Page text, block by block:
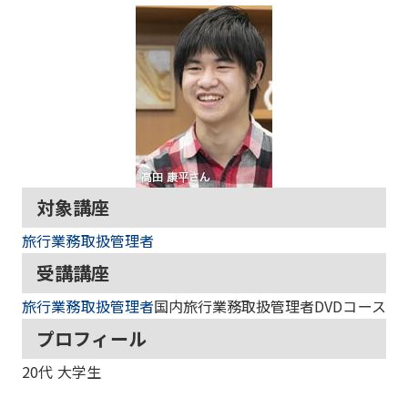
対象講座
旅行業務取扱管理者
受講講座
旅行業務取扱管理者国内旅行業務取扱管理者DVDコース
プロフィール
20代 大学生